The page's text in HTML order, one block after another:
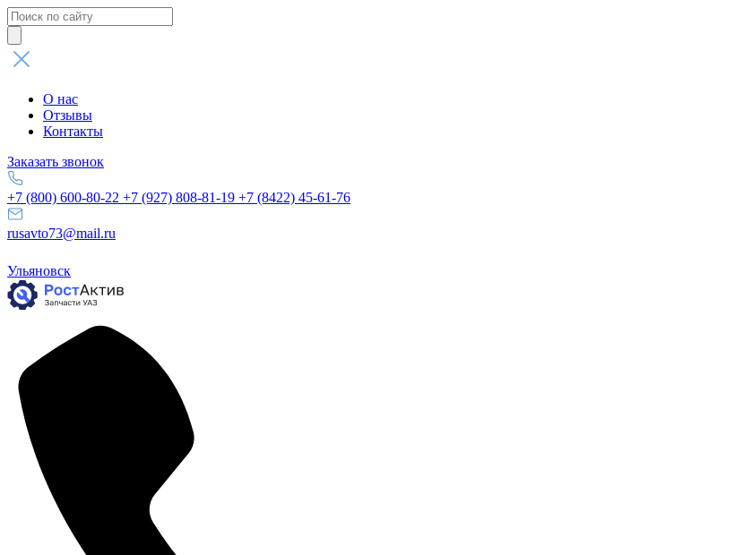
Поиск
товаров
О нас
Отзывы
Контакты
Заказать звонок
+7 (800) 600-80-22 +7 (927) 808-81-19 +7 (8422) 45-61-76
rusavto73@mail.ru
Ульяновск